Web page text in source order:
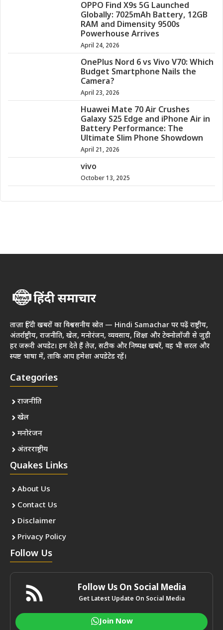
OPPO Find X9s 5G Launched
Globally: 7025mAh Battery, 12GB
RAM and Dimensity 9500s
Powerhouse Arrives
April 24, 2026
OnePlus Nord 6 vs Vivo V70: Which
Budget Smartphone Nails the
Camera?
April 23, 2026
Huawei Mate 70 Air Crushes
Galaxy S25 Edge and iPhone Air in
Battery Performance: The
Ultimate Slim Phone Showdown
April 21, 2026
vivo
October 13, 2025
ताज़ा हिंदी खबरों का विश्वसनीय स्रोत — Hindi Samachar पर पढ़ें राष्ट्रीय,
अंतर्राष्ट्रीय, राजनीति, खेल, मनोरंजन, व्यवसाय, शिक्षा और टेक्नोलॉजी से जुड़ी
हर जरूरी अपडेट। हम देते हैं तेज़, सटीक और निष्पक्ष खबरें, वह भी सरल और
स्पष्ट भाषा में, ताकि आप हमेशा अपडेटेड रहें।
Categories
राजनीति
खेल
मनोरंजन
अंतरराष्ट्रीय
Quakes Links
About Us
Contact Us
Disclaimer
Privacy Policy
Follow Us
Follow Us On Social Media
Get Latest Update On Social Media
Join Now